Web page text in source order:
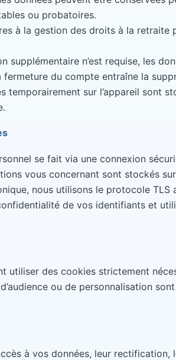
ou probatoires.
à la gestion des droits à la
supplémentaire n’est requise, les
fermeture du compte entraîne la
temporairement sur l’appareil sont
se fait via une connexion
vous concernant sont stockés
nous utilisons le protocole TLS
de vos identifiants et
utiliser des cookies strictement
ou de personnalisation
à vos données, leur